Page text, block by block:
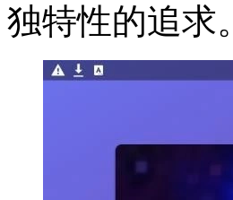
独特性的追求。